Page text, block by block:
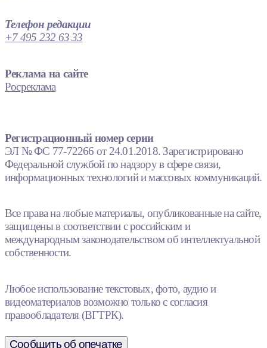
Телефон редакции
+7 495 232 63 33
Реклама на сайте
Росреклама
Регистрационный номер серии
ЭЛ № ФС 77-72266 от 24.01.2018. Зарегистрировано
Федеральной службой по надзору в сфере связи,
информационных технологий и массовых коммуникаций.
Все права на любые материалы, опубликованные на сайте,
защищены в соответствии с российским и
международным законодательством об интеллектуальной
собственности.
Любое использование текстовых, фото, аудио и
видеоматериалов возможно только с согласия
правообладателя (ВГТРК).
Сообщить об опечатке